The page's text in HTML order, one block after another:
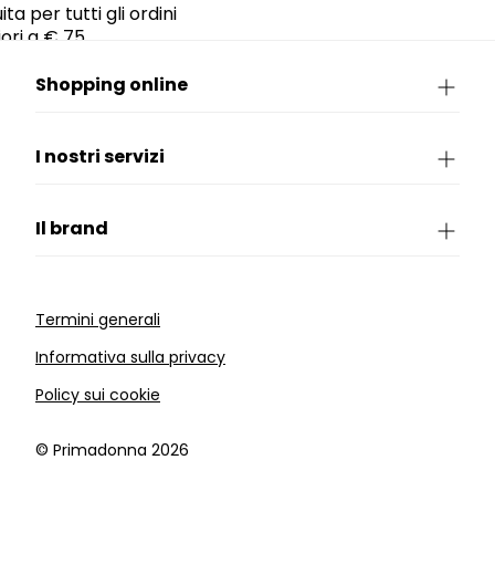
per tutti gli ordini
a € 75.
Shopping online
I nostri servizi
Il brand
Termini generali
Informativa sulla privacy
Policy sui cookie
©️ Primadonna 2026